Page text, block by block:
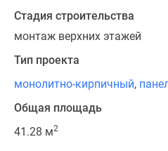
Стадия строительства
монтаж верхних этажей
Тип проекта
монолитно-кирпичный,
Общая площадь
41.28 м2